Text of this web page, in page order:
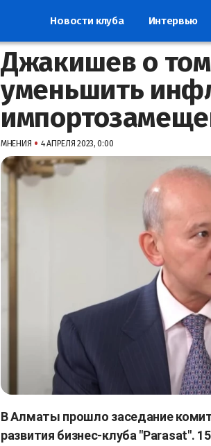
Новости клуба Интервью
Джакишев о
уменьшить
МНЕНИЯ • 4 АПРЕЛЯ 2023, 0:00
В Алматы прошло заседание
развития бизнес-клуба "Parasat".